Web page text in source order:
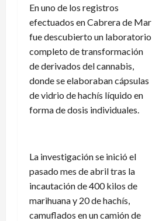
En uno de los registros
efectuados en Cabrera de Mar
fue descubierto un laboratorio
completo de transformación
de derivados del cannabis,
donde se elaboraban cápsulas
de vidrio de hachís líquido en
forma de dosis individuales.
La investigación se inició el
pasado mes de abril tras la
incautación de 400 kilos de
marihuana y 20 de hachís,
camuflados en un camión de